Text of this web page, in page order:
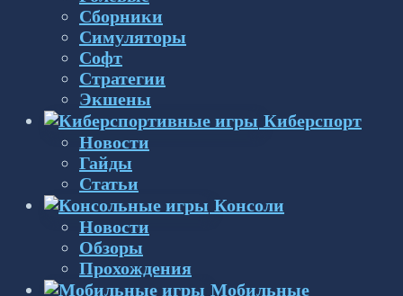
Сборники
Симуляторы
Софт
Стратегии
Экшены
Киберспорт
Новости
Гайды
Статьи
Консоли
Новости
Обзоры
Прохождения
Мобильные